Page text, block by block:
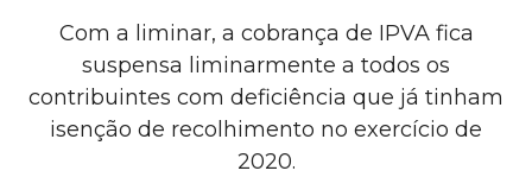
Com a liminar, a cobrança de IPVA fica
suspensa liminarmente a todos os
contribuintes com deficiência que já tinham
isenção de recolhimento no exercício de
2020.